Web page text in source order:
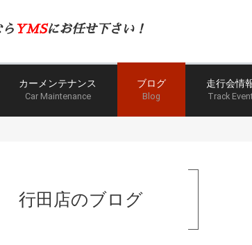
YMSにお任せ下さい！
カーメンテナンス
Car Maintenance
ブログ
Blog
走行会情
Track
行田店のブログ